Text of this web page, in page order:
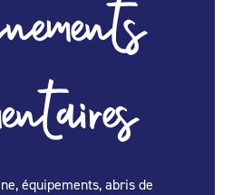
équipements, abris de